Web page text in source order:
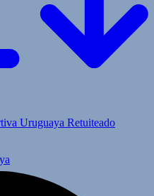
Uruguaya Retuiteado